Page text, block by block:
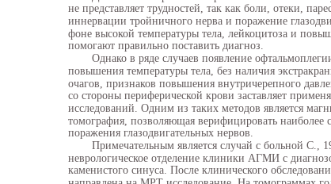
не представляет трудностей, так как боли, отеки,
иннервации тройничного нерва и поражение
фоне высокой температуры тела, лейкоцитоза и
помогают правильно поставить диагноз.
Однако в ряде случаев появление
повышения температуры тела, без наличия
очагов, признаков повышения внутричерепного
со стороны периферической крови заставляет
исследований. Одним из таких методов является
томография, позволяющая верифицировать наиболее
поражения глазодвигательных нервов.
Примечательным является случай с больной С.,
неврологическое отделение клиники АГМИ с
каменистого синуса. После клинического